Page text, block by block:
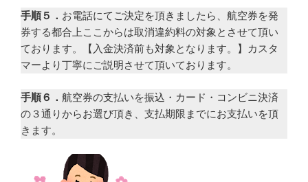
手順５． お電話にてご決定を頂きましたら、航空券を発
券する都合上ここからは取消違約料の対象とさせて頂い
ております。【入金決済前も対象となります。】カスタ
マーより丁寧にご説明させて頂いております。
手順６． 航空券の支払いを振込・カード・コンビニ決済
の３通りからお選び頂き、支払期限までにお支払いを頂
きます。